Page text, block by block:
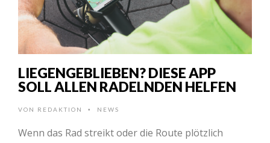
LIEGENGEBLIEBEN? DIESE APP
SOLL ALLEN RADELNDEN HELFEN
VON REDAKTION • NEWS
Wenn das Rad streikt oder die Route plötzlich